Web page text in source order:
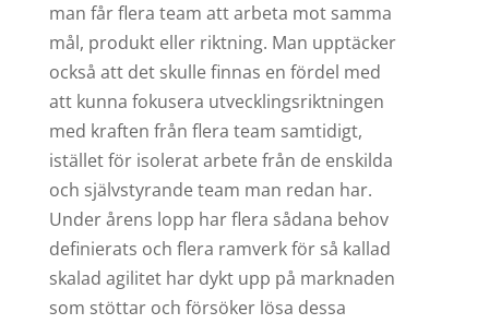
man får flera team att arbeta mot samma
mål, produkt eller riktning. Man upptäcker
också att det skulle finnas en fördel med
att kunna fokusera utvecklingsriktningen
med kraften från flera team samtidigt,
istället för isolerat arbete från de enskilda
och självstyrande team man redan har.
Under årens lopp har flera sådana behov
definierats och flera ramverk för så kallad
skalad agilitet har dykt upp på marknaden
som stöttar och försöker lösa dessa